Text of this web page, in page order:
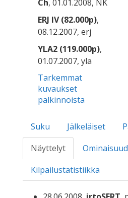
Ch, 01.01.2008, NK
ERJ IV (82.000p),
08.12.2007, erj
YLA2 (119.000p),
01.07.2007, yla
Tarkemmat
kuvaukset
palkinnoista
Suku Jälkeläiset
Näyttelyt
Kilpailustatistiikka